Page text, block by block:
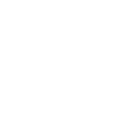
anzeigen